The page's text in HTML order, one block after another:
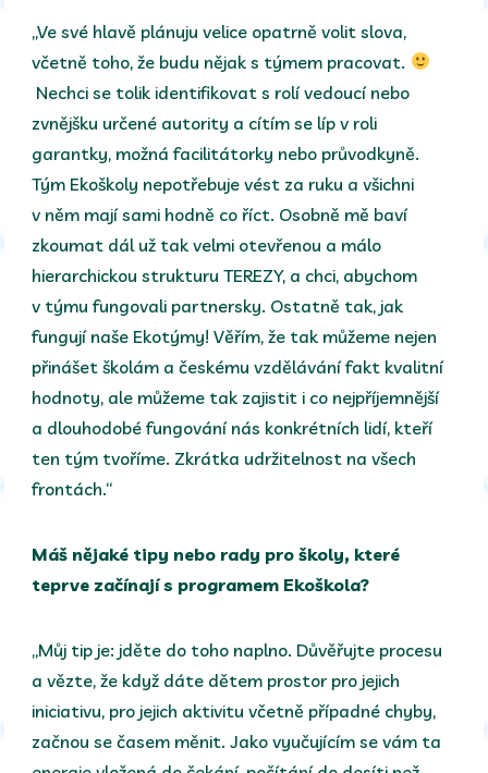
„Ve své hlavě plánuju velice opatrně volit slova,
včetně toho, že budu nějak s týmem pracovat.
Nechci se tolik identifikovat s rolí vedoucí nebo
zvnějšku určené autority a cítím se líp v roli
garantky, možná facilitátorky nebo průvodkyně.
Tým Ekoškoly nepotřebuje vést za ruku a všichni
v něm mají sami hodně co říct. Osobně mě baví
zkoumat dál už tak velmi otevřenou a málo
hierarchickou strukturu TEREZY, a chci, abychom
v týmu fungovali partnersky. Ostatně tak, jak
fungují naše Ekotýmy! Věřím, že tak můžeme nejen
přinášet školám a českému vzdělávání fakt kvalitní
hodnoty, ale můžeme tak zajistit i co nejpříjemnější
a dlouhodobé fungování nás konkrétních lidí, kteří
ten tým tvoříme. Zkrátka udržitelnost na všech
frontách.“
Máš nějaké tipy nebo rady pro školy, které
teprve začínají s programem Ekoškola?
„Můj tip je: jděte do toho naplno. Důvěřujte procesu
a vězte, že když dáte dětem prostor pro jejich
iniciativu, pro jejich aktivitu včetně případné chyby,
začnou se časem měnit. Jako vyučujícím se vám ta